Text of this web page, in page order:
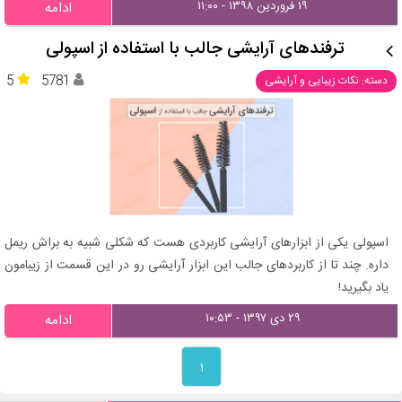
۱۹ فروردین ۱۳۹۸ - ۱۱:۰۰ ادامه
ترفندهای آرایشی جالب با استفاده از اسپولی
دسته: نکات زیبایی و آرایشی 5 5781
اسپولی یکی از ابزارهای آرایشی کاربردی هست که شکلی شبیه به براش ریمل
داره. چند تا از کاربردهای جالب این ابزار آرایشی رو در این قسمت از زیبامون
یاد بگیرید!
۲۹ دی ۱۳۹۷ - ۱۰:۵۳ ادامه
۱